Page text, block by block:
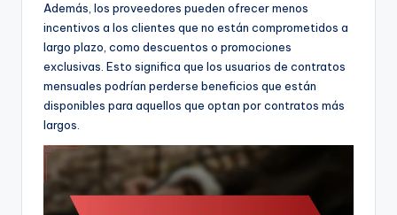
Además, los proveedores pueden ofrecer menos
incentivos a los clientes que no están comprometidos a
largo plazo, como descuentos o promociones
exclusivas. Esto significa que los usuarios de contratos
mensuales podrían perderse beneficios que están
disponibles para aquellos que optan por contratos más
largos.